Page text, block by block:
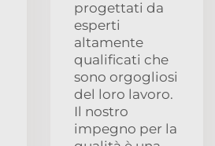
progettati da
esperti
altamente
qualificati che
sono orgogliosi
del loro lavoro.
Il nostro
impegno per la